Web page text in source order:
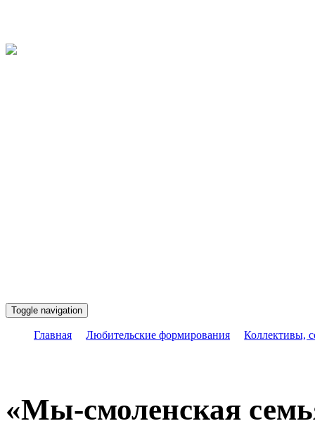
Toggle navigation
Главная Любительские формирования Коллективы,
«Мы-смоленская